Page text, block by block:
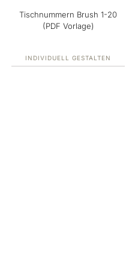
Tischnummern Brush 1-20
(PDF Vorlage)
INDIVIDUELL GESTALTEN